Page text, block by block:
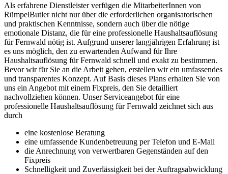
Als erfahrene Dienstleister verfügen die MitarbeiterInnen von
RümpelButler nicht nur über die erforderlichen organisatorischen
und praktischen Kenntnisse, sondern auch über die nötige
emotionale Distanz, die für eine professionelle Haushaltsauflösung
für Fernwald nötig ist. Aufgrund unserer langjährigen Erfahrung ist
es uns möglich, den zu erwartenden Aufwand für Ihre
Haushaltsauflösung für Fernwald schnell und exakt zu bestimmen.
Bevor wir für Sie an die Arbeit gehen, erstellen wir ein umfassendes
und transparentes Konzept. Auf Basis dieses Plans erhalten Sie von
uns ein Angebot mit einem Fixpreis, den Sie detailliert
nachvollziehen können. Unser Serviceangebot für eine
professionelle Haushaltsauflösung für Fernwald zeichnet sich aus
durch
eine kostenlose Beratung
eine umfassende Kundenbetreuung per Telefon und E-Mail
die Anrechnung von verwertbaren Gegenständen auf den
Fixpreis
Schnelligkeit und Zuverlässigkeit bei der Auftragsabwicklung